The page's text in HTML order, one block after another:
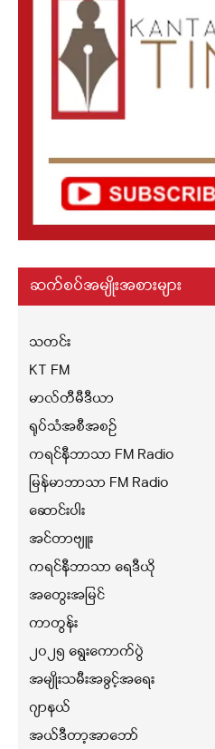
ဆက်စပ်အမျိုးအစားများ
သတင်း
KT FM
မာလ်တီမီဒီယာ
ရုပ်သံအစီအစဉ်
ကရင်နီဘာသာ FM Radio
မြန်မာဘာသာ FM Radio
ဆောင်းပါး
အင်တာဗျူး
ကရင်နီဘာသာ ရေဒီယို
အတွေးအမြင်
ကာတွန်း
၂၀၂၅ ရွေးကောက်ပွဲ
အမျိုးသမီးအခွင့်အရေး
ဂျာနယ်
အယ်ဒီတာ့အာဘော်